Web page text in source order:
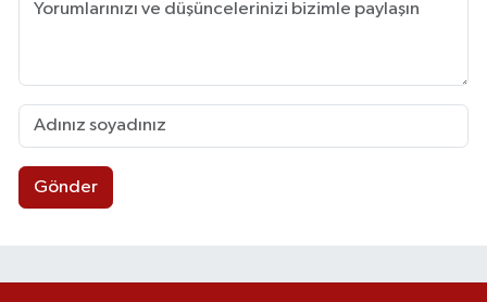
Gönder